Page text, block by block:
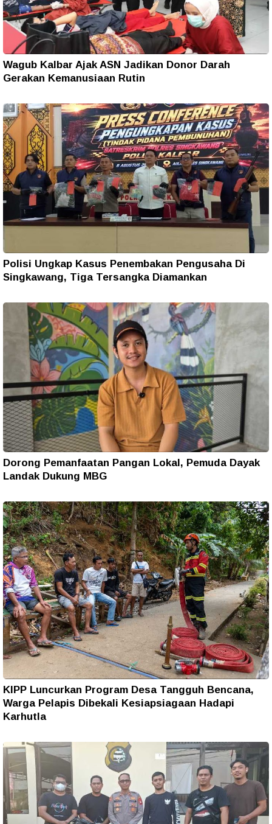
Wagub Kalbar Ajak ASN Jadikan Donor Darah
Gerakan Kemanusiaan Rutin
Polisi Ungkap Kasus Penembakan Pengusaha Di
Singkawang, Tiga Tersangka Diamankan
Dorong Pemanfaatan Pangan Lokal, Pemuda Dayak
Landak Dukung MBG
KIPP Luncurkan Program Desa Tangguh Bencana,
Warga Pelapis Dibekali Kesiapsiagaan Hadapi
Karhutla